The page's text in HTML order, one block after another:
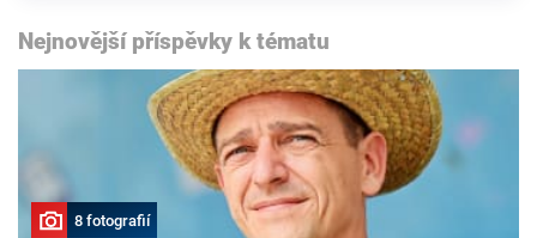
Nejnovější příspěvky k tématu
8 fotografií